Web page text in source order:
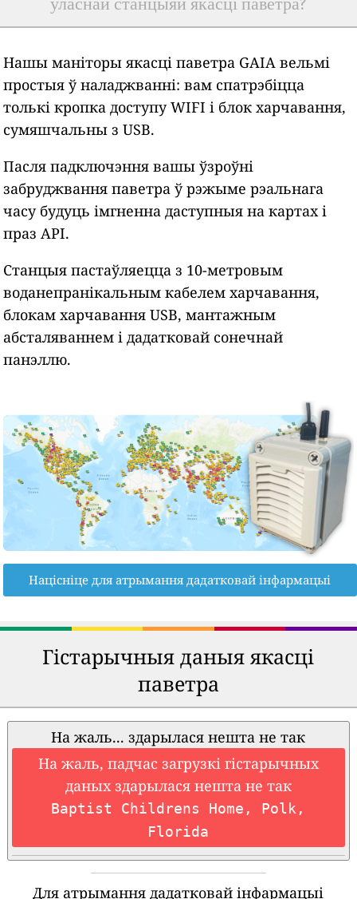
Нашы маніторы якасці паветра GAIA вельмі
простыя ў наладжванні: вам спатрэбіцца
толькі кропка доступу WIFI і блок харчавання,
сумяшчальны з USB.
Пасля падключэння вашы ўзроўні
забруджвання паветра ў рэжыме рэальнага
часу будуць імгненна даступныя на картах і
праз API.
Станцыя пастаўляецца з 10-метровым
воданепранікальным кабелем харчавання,
блокам харчавання USB, мантажным
абсталяваннем і дадатковай сонечнай
панэллю.
Націсніце для атрымання дадатковай інфармацыі
Гістарычныя даныя якасці
паветра
На жаль... здарылася нешта не так
На жаль, падчас загрузкі гістарычных
даных здарылася нешта не так
Baptist Childrens Home, Polk,
Florida
Для атрымання дадатковай інфармацыі